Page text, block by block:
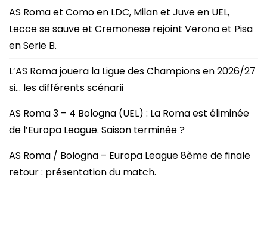
AS Roma et Como en LDC, Milan et Juve en UEL,
Lecce se sauve et Cremonese rejoint Verona et Pisa
en Serie B.
L’AS Roma jouera la Ligue des Champions en 2026/27
si… les différents scénarii
AS Roma 3 – 4 Bologna (UEL) : La Roma est éliminée
de l’Europa League. Saison terminée ?
AS Roma / Bologna – Europa League 8ème de finale
retour : présentation du match.